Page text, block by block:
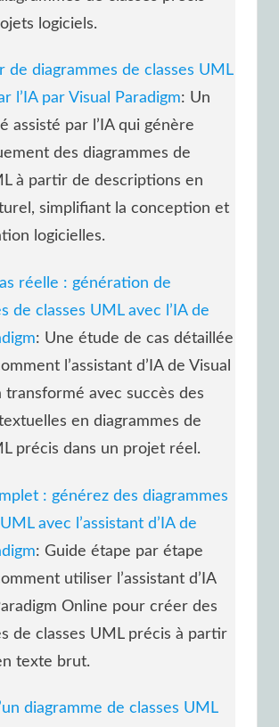
logiciels.
de diagrammes de classes UML
l’IA par Visual Paradigm: Un
assisté par l’IA qui génère
des diagrammes de
à partir de descriptions en
simplifiant la conception et
logicielles.
réelle : génération de
de classes UML avec l’IA de
: Une étude de cas détaillée
l’assistant d’IA de Visual
transformé avec succès des
en diagrammes de
précis dans un projet réel.
: générez des diagrammes
avec l’assistant d’IA de
: Guide étape par étape
utiliser l’assistant d’IA
Online pour créer des
de classes UML précis à partir
texte brut.
diagramme de classes UML